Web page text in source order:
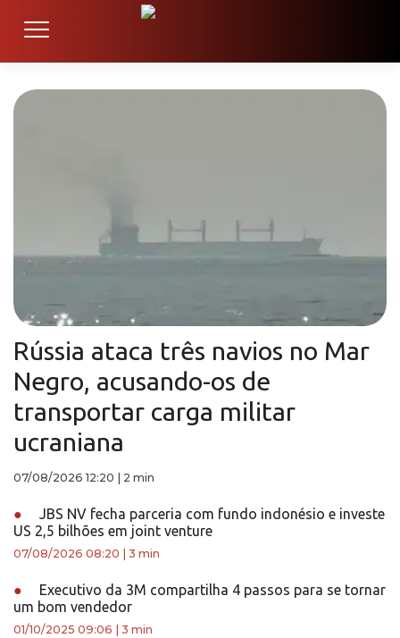
Rússia ataca três navios no Mar
Negro, acusando-os de
transportar carga militar
ucraniana
07/08/2026 12:20 2 min
●
JBS NV fecha parceria com fundo indonésio e investe
US 2,5 bilhões em joint venture
07/08/2026 08:20 3 min
●
Executivo da 3M compartilha 4 passos para se tornar
um bom vendedor
01/10/2025 09:06 3 min